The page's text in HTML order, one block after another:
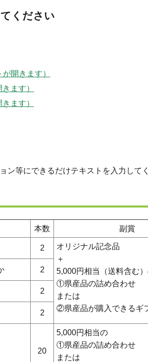
ください
開きます）
ます）
ます）
ン等にできるだけテキストを入力して
本数 副賞
2
オリジナル記念品
＋
5,000円相当（送料含む
①県産品の詰め合わせ
または
②県産品が購入できるギ
2
2
2
20
5,000円相当の
①県産品の詰め合わせ
または